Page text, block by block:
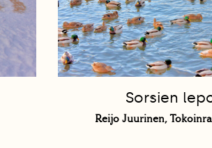
Sorsien
Reijo Juurinen,